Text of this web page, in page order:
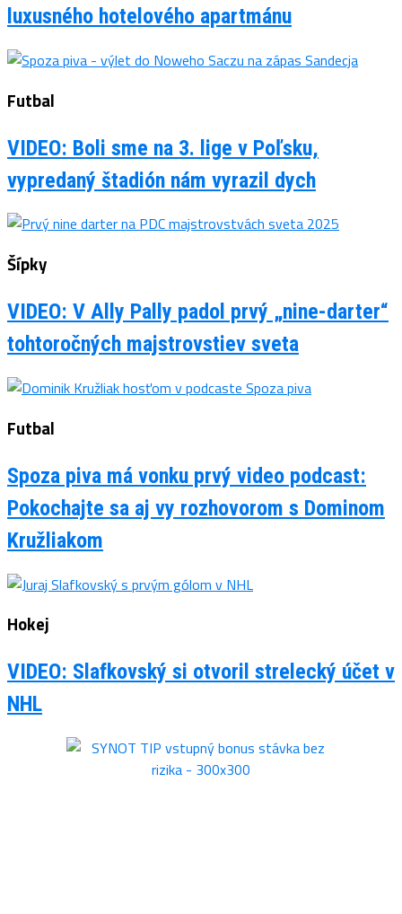
luxusného hotelového apartmánu
Futbal
VIDEO: Boli sme na 3. lige v Poľsku,
vypredaný štadión nám vyrazil dych
Šípky
VIDEO: V Ally Pally padol prvý „nine-darter“
tohtoročných majstrovstiev sveta
Futbal
Spoza piva má vonku prvý video podcast:
Pokochajte sa aj vy rozhovorom s Dominom
Kružliakom
Hokej
VIDEO: Slafkovský si otvoril strelecký účet v
NHL